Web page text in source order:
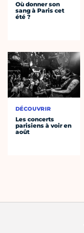
Où donner son
sang à Paris cet
été ?
DÉCOUVRIR
Les concerts
parisiens à voir en
août